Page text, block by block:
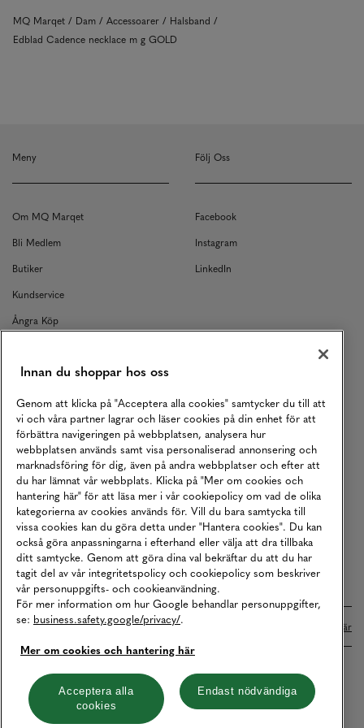
MQ Marqet Dam Accessoarer
Halsband
Edblad Cadence necklace m g GOLD
Meny
Om MQ Marqet
Bli Medlem
Butiker
Kundservice
Ångra Köp
Returer
Köpvillkor
Karriär
Vårt Ansvar
Våra Tjänster
Press
Studentrabatt
B2B
Tillgänglighetsredogörelse
Följ Oss
Facebook
Instagram
LinkedIn
Betalningar online sköts i samarbete med Klarna. Läs mer här
Cookies Integritetspolicy
Hantera cookies
Innan du shoppar hos oss
Genom att klicka på "Acceptera alla cookies" samtycker du till att
vi och våra partner lagrar och läser cookies på din enhet för att
förbättra navigeringen på webbplatsen, analysera hur
webbplatsen används samt visa personaliserad annonsering och
marknadsföring för dig, även på andra webbplatser och efter att
du har lämnat vår webbplats. Klicka på "Mer om cookies och
hantering här" för att läsa mer i vår cookiepolicy om vad de olika
kategorierna av cookies används för. Vill du bara samtycka till
vissa cookies kan du göra detta under "Hantera cookies". Du kan
också göra anpassningarna i efterhand eller välja att dra tillbaka
ditt samtycke. Genom att göra dina val bekräftar du att du har
tagit del av vår integritetspolicy och cookiepolicy som beskriver
vår personuppgifts- och cookieanvändning.
För mer information om hur Google behandlar personuppgifter,
se: business.safety.google/privacy/.
Mer om cookies och hantering här
Acceptera alla
cookies
Endast nödvändiga